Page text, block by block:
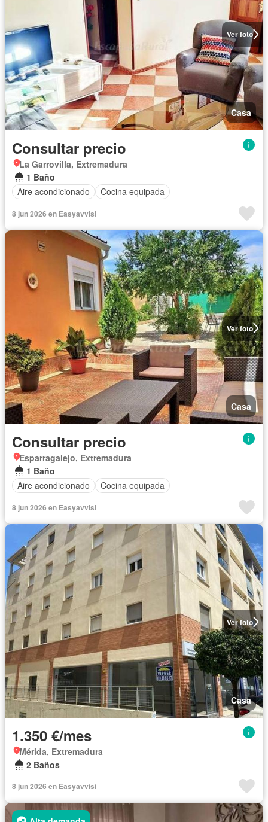
Ver foto
Casa
Consultar precio
La Garrovilla, Extremadura
1 Baño
Aire acondicionado
Cocina equipada
8 jun 2026 en Easyavvisi
Ver foto
Casa
Consultar precio
Esparragalejo, Extremadura
1 Baño
Aire acondicionado
Cocina equipada
8 jun 2026 en Easyavvisi
Ver foto
Casa
1.350 €/mes
Mérida, Extremadura
2 Baños
8 jun 2026 en Easyavvisi